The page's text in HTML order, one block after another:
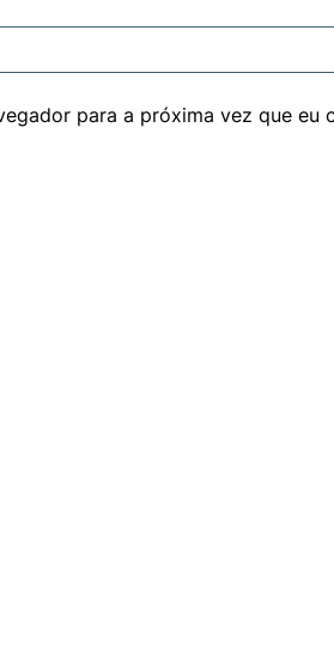
para a próxima vez que eu